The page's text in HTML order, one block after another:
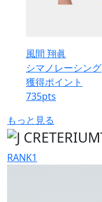
風間 翔眞
シマノレーシング
獲得ポイント
735pts
もっと見る
RANK1